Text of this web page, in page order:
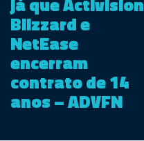
Blizzard e
NetEase
encerram
contrato de 14
anos – ADVFN